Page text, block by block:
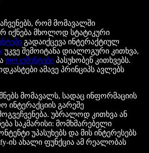
აჩვენებს, რომ მომავალში
იქნება მხოლოდ სტატიკური
გადაიქცევა ინტერაქტიულ
უკვე შემოიტანა დიალოგური კითხვა,
დოკუმენტები პასუხობენ კითხვებს.
ამავე პრინციპს ავლებს
მომავალს, სადაც ინფორმაციის
ინტერაქციის გარეშე
უბრალოდ კითხვა ან
საკმარისი: მომხმარებელი
უპასუხებს და მის ინტერესებს
ის ახალი ფუნქცია ამ რეალობას